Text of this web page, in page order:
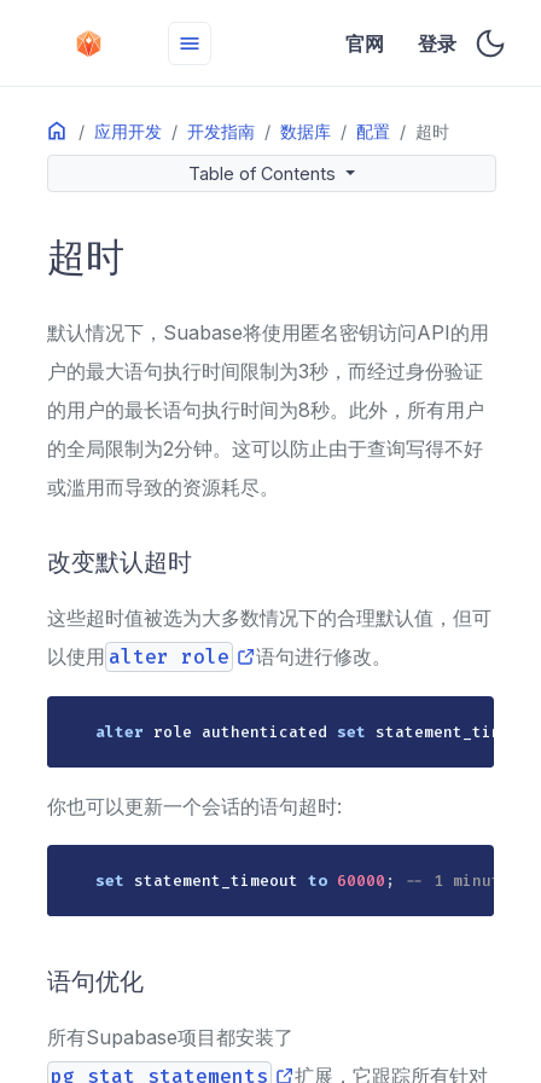
menu 官网 登录
Home 应用开发 开发指南 数据库 配置 超时
本页
Table of Contents
超时
默认情况下，Suabase将使用匿名密钥访问API的用
户的最大语句执行时间限制为3秒，而经过身份验证
的用户的最长语句执行时间为8秒。此外，所有用户
的全局限制为2分钟。这可以防止由于查询写得不好
或滥用而导致的资源耗尽。
改变默认超时
这些超时值被选为大多数情况下的合理默认值，但可
以使用 alter role 语句进行修改。
alter role authenticated set
你也可以更新一个会话的语句超时:
set statement_timeout to 60000 ; -- 1 minute
语句优化
所有Supabase项目都安装了
pg_stat_statements 扩展，它跟踪所有针对